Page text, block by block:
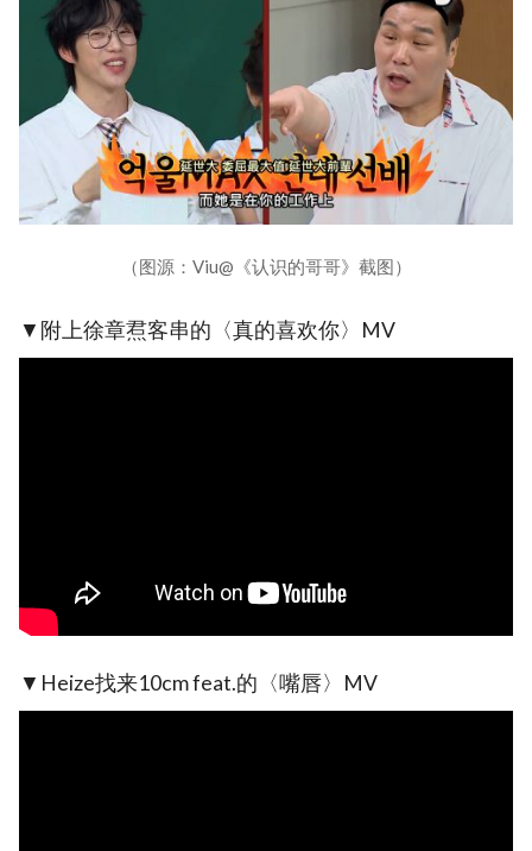
（图源：Viu@《认识的哥哥》截图）
▼附上徐章焄客串的〈真的喜欢你〉MV
▼Heize找来10cm feat.的〈嘴唇〉MV